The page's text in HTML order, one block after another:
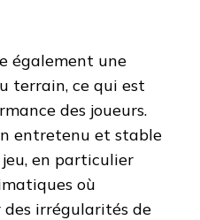
également une
terrain, ce qui est
des joueurs.
entretenu et stable
en particulier
où
des irrégularités de